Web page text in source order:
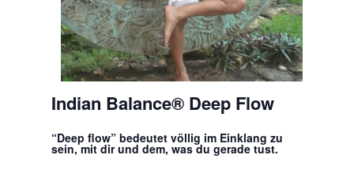
Indian Balance® Deep Flow
“Deep flow” bedeutet völlig im Einklang zu
sein, mit dir und dem, was du gerade tust.